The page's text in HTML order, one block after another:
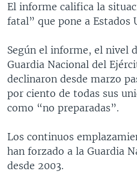
TECNOLOGÍA
DEPORTES
CIENCIA Y SALUD
FOTOGRAFÍA
AUDIOS
EL MUNDO AL DÍA
FORO INTERAMERICANO
VISIÓN 360
LAS CLAVES
PANORAMA
RADIO
AVANCE INFORMATIVO
AUDIONOTICIAS
BUENOS DÍAS AMÉRICA
ESTADOS UNIDOS AL DÍA
EL MUNDO AL DÍA [RADIO]
FORO [RADIO]
DEPORTIVO
DIRECT
DOCUMENTALES DE LA VOA
Learning English
SÍGANOS
Idiomas
El informe califica la
fatal” que pone a Estados
Según el informe, el nivel
Guardia Nacional del
declinaron desde marzo
por ciento de todas sus
como “no preparadas”.
Los continuos
han forzado a la Guardia
desde 2003.